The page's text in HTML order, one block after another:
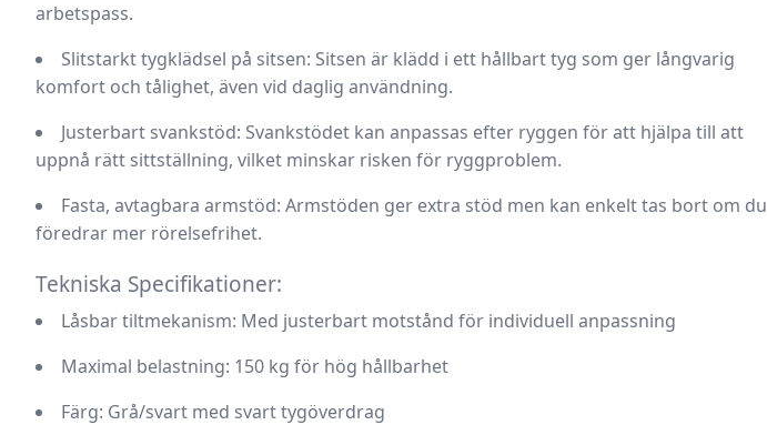
arbetspass.
Slitstarkt tygklädsel på sitsen: Sitsen är klädd i ett hållbart tyg som ger långvarig
komfort och tålighet, även vid daglig användning.
Justerbart svankstöd: Svankstödet kan anpassas efter ryggen för att hjälpa till att
uppnå rätt sittställning, vilket minskar risken för ryggproblem.
Fasta, avtagbara armstöd: Armstöden ger extra stöd men kan enkelt tas bort om du
föredrar mer rörelsefrihet.
Tekniska Specifikationer:
Låsbar tiltmekanism: Med justerbart motstånd för individuell anpassning
Maximal belastning: 150 kg för hög hållbarhet
Färg: Grå/svart med svart tygöverdrag